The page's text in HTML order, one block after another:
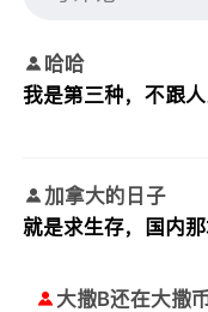
哈哈
我是第三种，不跟
加拿大的日子
就是求生存，国内
大撒B还在大撒币